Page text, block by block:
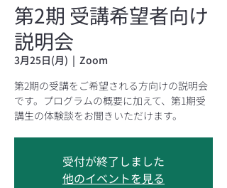
第2期 受講希望者向け
説明会
3月25日(月)
  |
Zoom
第2期の受講をご希望される方向けの説明会
です。プログラムの概要に加えて、第1期受
講生の体験談をお聞きいただけます。
受付が終了しました
他のイベントを見る